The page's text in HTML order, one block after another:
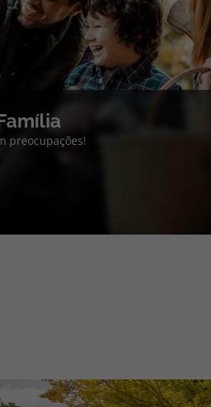
preocupações!